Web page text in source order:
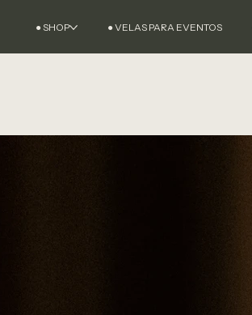
● SHOP ● VELAS PARA EVENTOS